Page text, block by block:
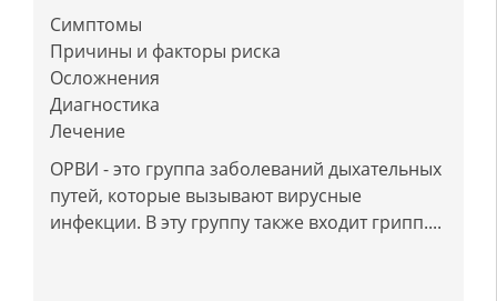
Симптомы
Причины и факторы риска
Осложнения
Диагностика
Лечение
ОРВИ - это группа заболеваний дыхательных
путей, которые вызывают вирусные
инфекции. В эту группу также входит грипп....